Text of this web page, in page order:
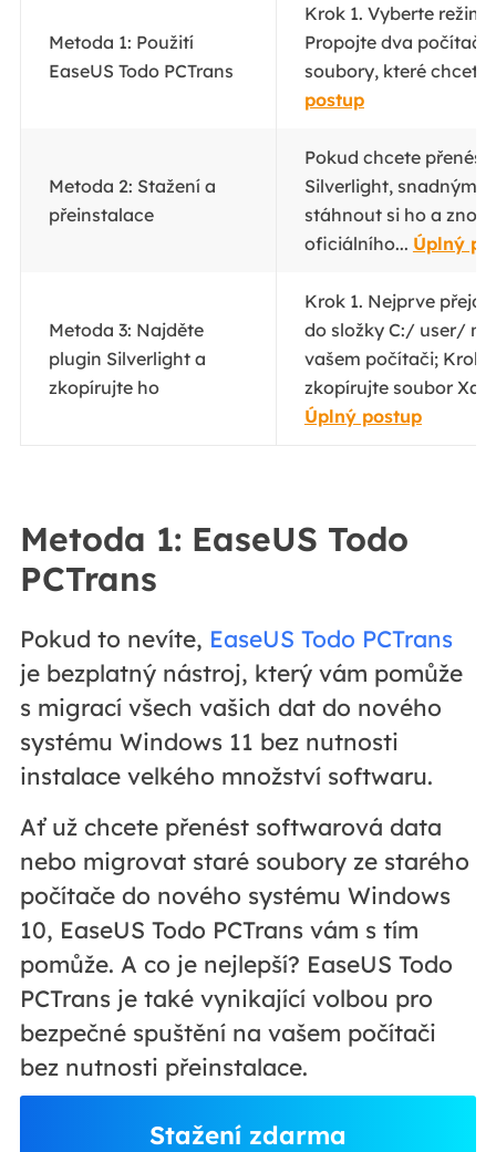
Metoda 1: Použití
EaseUS Todo PCTrans
Krok 1. Vyberte režim
Propojte dva
soubory, které chcete
postup
Metoda 2: Stažení a
přeinstalace
Pokud chcete
Silverlight, snadným
stáhnout si ho a
oficiálního... Úplný
Metoda 3: Najděte
plugin Silverlight a
zkopírujte ho
Krok 1. Nejprve
do složky C:/ user/
vašem počítači; Krok
zkopírujte soubor Xap
Úplný postup
Metoda 1: EaseUS Todo
PCTrans
Pokud to nevíte, EaseUS Todo PCTrans
je bezplatný nástroj, který vám pomůže
s migrací všech vašich dat do nového
systému Windows 11 bez nutnosti
instalace velkého množství softwaru.
Ať už chcete přenést softwarová data
nebo migrovat staré soubory ze starého
počítače do nového systému Windows
10, EaseUS Todo PCTrans vám s tím
pomůže. A co je nejlepší? EaseUS Todo
PCTrans je také vynikající volbou pro
bezpečné spuštění na vašem počítači
bez nutnosti přeinstalace.
Stažení zdarma